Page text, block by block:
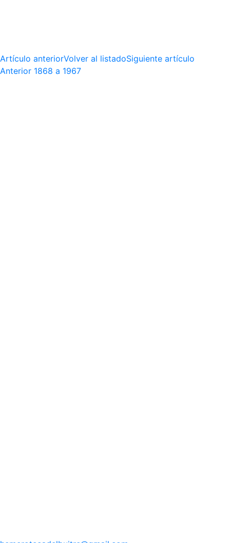
Artículo anteriorVolver al listadoSiguiente artículo
Anterior 1868 a 1967